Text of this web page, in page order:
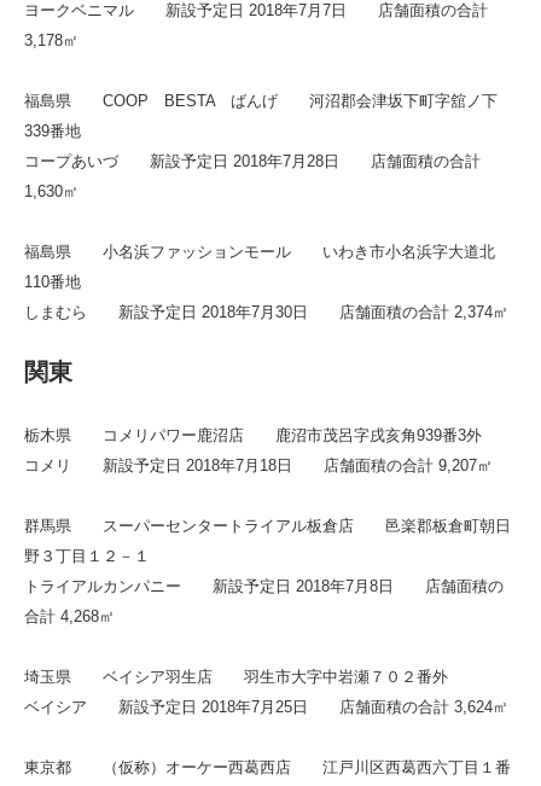
ヨークベニマル 新設予定日 2018年7月7日 店舗面積の合計
3,178㎡
福島県 COOP BESTA ばんげ 河沼郡会津坂下町字舘ノ下
339番地
コープあいづ 新設予定日 2018年7月28日 店舗面積の合計
1,630㎡
福島県 小名浜ファッションモール いわき市小名浜字大道北
110番地
しまむら 新設予定日 2018年7月30日 店舗面積の合計 2,374㎡
関東
栃木県 コメリパワー鹿沼店 鹿沼市茂呂字戌亥角939番3外
コメリ 新設予定日 2018年7月18日 店舗面積の合計 9,207㎡
群馬県 スーパーセンタートライアル板倉店 邑楽郡板倉町朝日
野３丁目１２－１
トライアルカンパニー 新設予定日 2018年7月8日 店舗面積の
合計 4,268㎡
埼玉県 ベイシア羽生店 羽生市大字中岩瀬７０２番外
ベイシア 新設予定日 2018年7月25日 店舗面積の合計 3,624㎡
東京都 （仮称）オーケー西葛西店 江戸川区西葛西六丁目１番